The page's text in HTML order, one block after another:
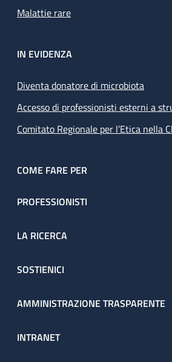
Malattie rare
IN EVIDENZA
Diventa donatore di microbiota
Accesso di professionisti esterni a
Comitato Regionale per l’Etica nella
COME FARE PER
PROFESSIONISTI
LA RICERCA
SOSTIENICI
AMMINISTRAZIONE TRASPARENTE
INTRANET